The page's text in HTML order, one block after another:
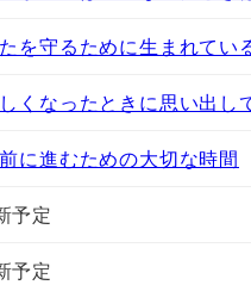
を守るために生まれてい
くなったときに思い出し
に進むための大切な時間
予定
予定